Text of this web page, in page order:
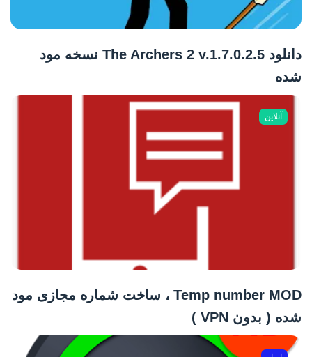
دانلود The Archers 2 v.1.7.0.2.5 نسخه مود
شده
آنلاین
Temp number MOD ، ساخت شماره مجازی مود
شده ( بدون VPN )